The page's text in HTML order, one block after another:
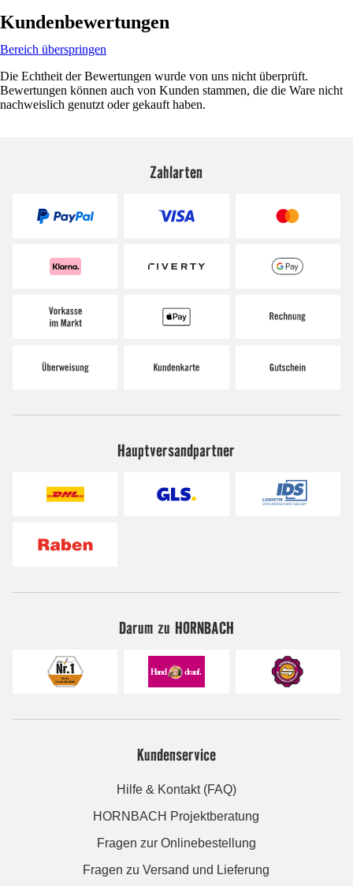
Kundenbewertungen
Bereich überspringen
Die Echtheit der Bewertungen wurde von uns nicht überprüft.
Bewertungen können auch von Kunden stammen, die die Ware nicht
nachweislich genutzt oder gekauft haben.
Zahlarten
Hauptversandpartner
Darum zu HORNBACH
Kundenservice
Hilfe & Kontakt (FAQ)
HORNBACH Projektberatung
Fragen zur Onlinebestellung
Fragen zu Versand und Lieferung